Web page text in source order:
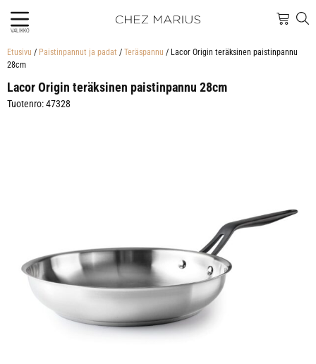
VALIKKO
Etusivu / Paistinpannut ja padat / Teräspannu / Lacor Origin teräksinen paistinpannu
28cm
Lacor Origin teräksinen paistinpannu 28cm
Tuotenro: 47328